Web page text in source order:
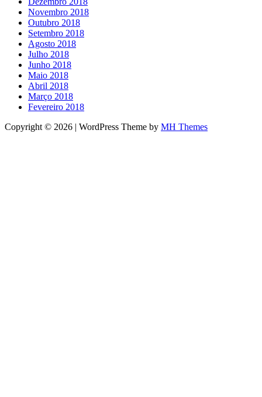
Novembro 2018
Outubro 2018
Setembro 2018
Agosto 2018
Julho 2018
Junho 2018
Maio 2018
Abril 2018
Março 2018
Fevereiro 2018
Copyright © 2026 | WordPress Theme by MH Themes